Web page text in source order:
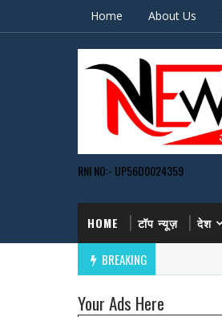
Home About Us
RNI NO:- UP56D0024359
HOME टॉप न्यूज़ देश
BREAKING
Your Ads Here